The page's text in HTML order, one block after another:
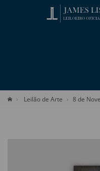
Leilão de Arte 8 de